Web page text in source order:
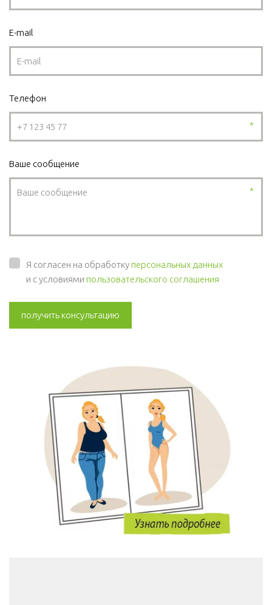
E-mail
Телефон
*
Ваше сообщение
*
Я согласен на обработкуперсональных данных
и с условиями пользовательского соглашения
получить консультацию